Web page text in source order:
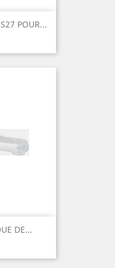
POUR...
DE...